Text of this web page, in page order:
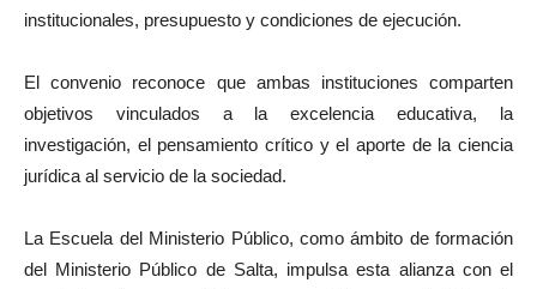
institucionales, presupuesto y condiciones de ejecución.
El convenio reconoce que ambas instituciones comparten
objetivos vinculados a la excelencia educativa, la
investigación, el pensamiento crítico y el aporte de la ciencia
jurídica al servicio de la sociedad.
La Escuela del Ministerio Público, como ámbito de formación
del Ministerio Público de Salta, impulsa esta alianza con el